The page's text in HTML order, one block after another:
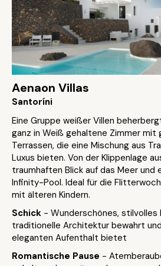
Aenaon Villas
Santoríni
Eine Gruppe weißer Villen
ganz in Weiß gehaltene Zimmer mit
Terrassen, die eine Mischung aus
Luxus bieten. Von der Klippenlage
traumhaften Blick auf das Meer und
Infinity-Pool. Ideal für die
mit älteren Kindern.
Schick - Wunderschönes, stilvolles
traditionelle Architektur bewahrt
eleganten Aufenthalt bietet
Romantische Pause -